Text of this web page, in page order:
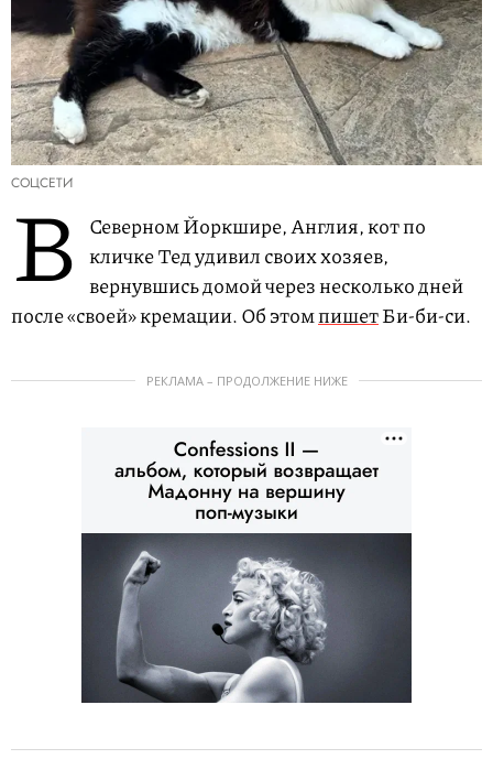
СОЦСЕТИ
В
Северном Йоркшире, Англия, кот по
кличке Тед удивил своих хозяев,
вернувшись домой через несколько дней
после «своей» кремации. Об этомпишетБи-би-си.
РЕКЛАМА – ПРОДОЛЖЕНИЕ НИЖЕ